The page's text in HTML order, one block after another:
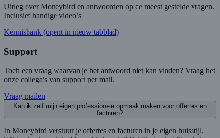
Uitleg over Moneybird en antwoorden op de meest gestelde vragen.
Inclusief handige video’s.
Kennisbank (opent in nieuw tabblad)
Support
Toch een vraag waarvan je het antwoord niet kan vinden? Vraag het
onze collega's van support per mail.
Vraag mailen
Kan ik zelf mijn eigen professionele opmaak maken voor offertes en
facturen?
In Moneybird verstuur je offertes en facturen in je eigen huisstijl.